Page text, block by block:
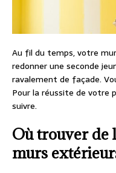
Au fil du temps, votre
redonner une seconde
ravalement de façade.
Pour la réussite de votre
suivre.
Où trouver de
murs